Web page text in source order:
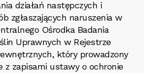
działań następczych i
zgłaszających naruszenia w
Ośrodka Badania
Uprawnych w Rejestrze
który prowadzony
z zapisami ustawy o ochronie